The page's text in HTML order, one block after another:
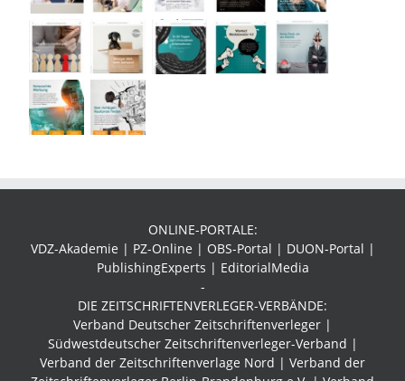
ONLINE-PORTALE:
VDZ-Akademie | PZ-Online | OBS-Portal | DUON-Portal |
PublishingExperts | EditorialMedia
-
DIE ZEITSCHRIFTENVERLEGER-VERBÄNDE:
Verband Deutscher Zeitschriftenverleger |
Südwestdeutscher Zeitschriftenverleger-Verband |
Verband der Zeitschriftenverlage Nord | Verband der